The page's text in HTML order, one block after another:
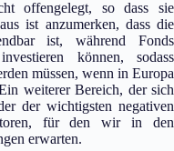
offengelegt, so dass sie
ist anzumerken, dass die
ist, während Fonds
können, sodass
müssen, wenn in Europa
weiterer Bereich, der sich
der wichtigsten negativen
für den wir in den
erwarten.